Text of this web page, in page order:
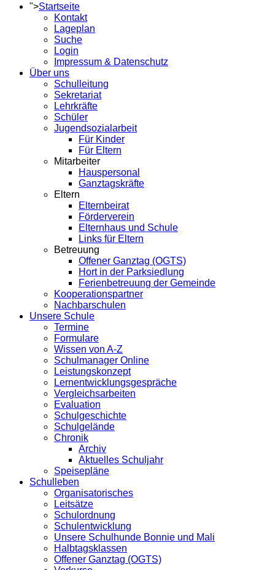
">Startseite
Kontakt
Lageplan
Suche
Login
Impressum & Datenschutz
Über uns
Schulleitung
Sekretariat
Lehrkräfte
Schüler
Jugendsozialarbeit
Für Kinder
Für Eltern
Mitarbeiter
Hauspersonal
Ganztagskräfte
Eltern
Elternbeirat
Förderverein
Elternhaus und Schule
Links für Eltern
Betreuung
Offener Ganztag (OGTS)
Hort in der Parksiedlung
Ferienbetreuung der Gemeinde
Kooperationspartner
Nachbarschulen
Unsere Schule
Termine
Formulare
Wissen von A-Z
Schulmanager Online
Leistungskonzept
Lernentwicklungsgespräche
Vergleichsarbeiten
Evaluation
Schulgeschichte
Schulgelände
Chronik
Archiv
Aktuelles Schuljahr
Speisepläne
Schulleben
Organisatorisches
Leitsätze
Schulordnung
Schulentwicklung
Unsere Schulhunde Bonnie und Mali
Halbtagsklassen
Offener Ganztag (OGTS)